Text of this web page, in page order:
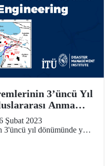
3’üncü Yıl
Anma
Şubat 2023
yıl dönümünde yer
düzenliyor.